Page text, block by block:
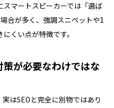
マートスピーカーでは「選ば
合が多く、強調スニペットや1
くい点が特徴です。
が必要なわけではな
はSEOと完全に別物ではあり